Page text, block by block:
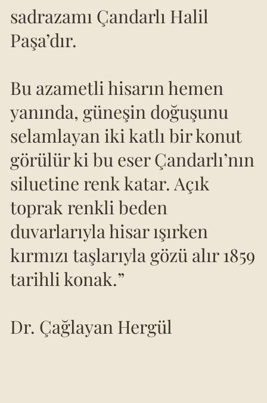
sadrazamı Çandarlı Halil
Paşa’dır.
Bu azametli hisarın hemen
yanında, güneşin doğuşunu
selamlayan iki katlı bir konut
görülür ki bu eser Çandarlı’nın
siluetine renk katar. Açık
toprak renkli beden
duvarlarıyla hisar ışırken
kırmızı taşlarıyla gözü alır 1859
tarihli konak.”
Dr. Çağlayan Hergül